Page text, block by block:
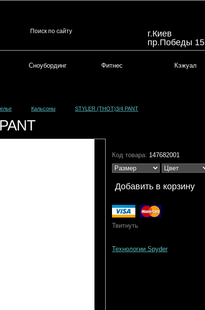
Сноубординг Фитнес Кэжуал
Кальсоны STYLER (THOT)3/4 PANT
Код товара: 147682001
Твитнуть
Технологии Spyder
г.Киев
пр.Победы 15